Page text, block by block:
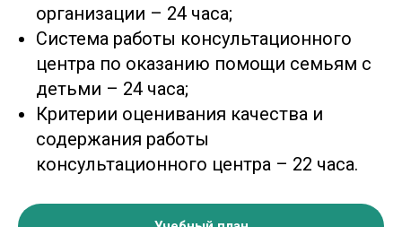
организации – 24 часа;
Система работы консультационного
центра по оказанию помощи семьям с
детьми – 24 часа;
Критерии оценивания качества и
содержания работы
консультационного центра – 22 часа.